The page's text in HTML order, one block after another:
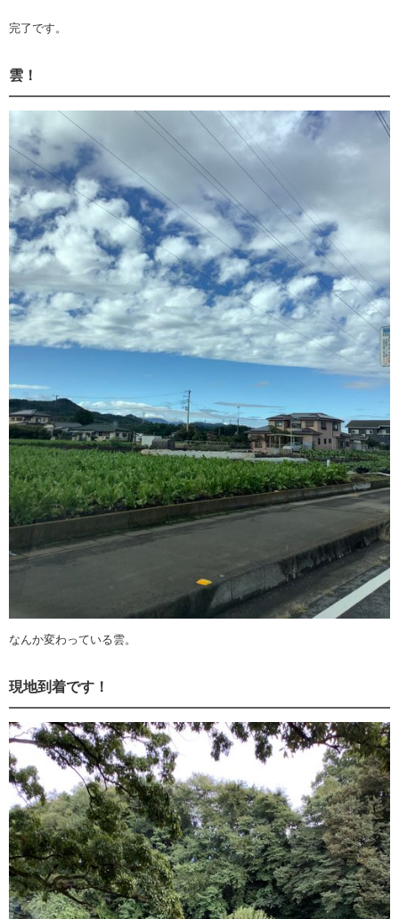
完了です。
雲！
なんか変わっている雲。
現地到着です！